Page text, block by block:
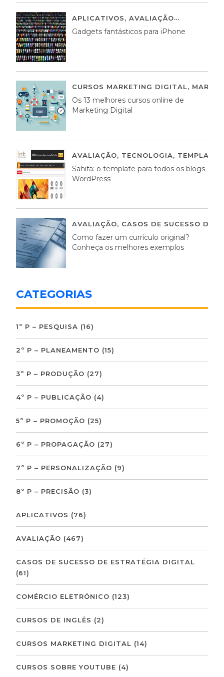
APLICATIVOS, AVALIAÇÃO
Gadgets fantásticos para iPhone
CURSOS MARKETING DIGITAL,
Os 13 melhores cursos online de
Marketing Digital
AVALIAÇÃO, TECNOLOGIA,
Sahifa: o template para todos os blogs
WordPress
AVALIAÇÃO, CASOS DE SUCESSO DE
Como fazer um currículo original?
Conheça os melhores exemplos
CATEGORIAS
1º P – PESQUISA (16)
2º P – PLANEAMENTO (15)
3º P – PRODUÇÃO (27)
4º P – PUBLICAÇÃO (4)
5º P – PROMOÇÃO (25)
6º P – PROPAGAÇÃO (27)
7º P – PERSONALIZAÇÃO (9)
8º P – PRECISÃO (3)
APLICATIVOS (76)
AVALIAÇÃO (467)
CASOS DE SUCESSO DE ESTRATÉGIA DIGITAL
(61)
COMÉRCIO ELETRÓNICO (123)
CURSOS DE INGLÊS (2)
CURSOS MARKETING DIGITAL (14)
CURSOS SOBRE YOUTUBE (4)